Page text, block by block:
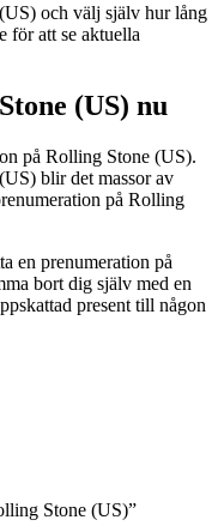
och välj själv hur lång
för att se aktuella
(US) nu
på Rolling Stone (US).
blir det massor av
på Rolling
en prenumeration på
bort dig själv med en
present till någon
Stone (US)”